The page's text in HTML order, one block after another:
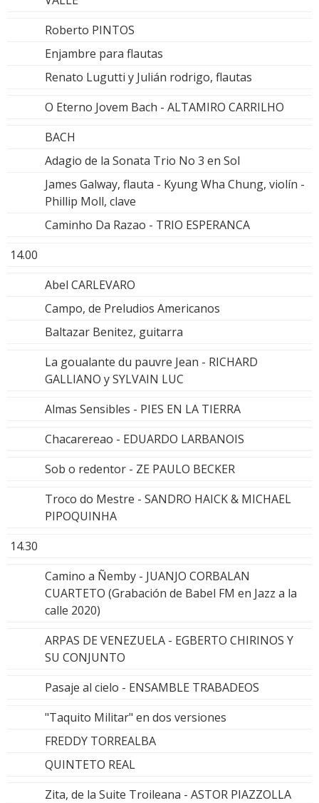
Roberto PINTOS
Enjambre para flautas
Renato Lugutti y Julián rodrigo, flautas
O Eterno Jovem Bach - ALTAMIRO CARRILHO
BACH
Adagio de la Sonata Trio No 3 en Sol
James Galway, flauta - Kyung Wha Chung, violín -
Phillip Moll, clave
Caminho Da Razao - TRIO ESPERANCA
14.00
Abel CARLEVARO
Campo, de Preludios Americanos
Baltazar Benitez, guitarra
La goualante du pauvre Jean - RICHARD
GALLIANO y SYLVAIN LUC
Almas Sensibles - PIES EN LA TIERRA
Chacarereao - EDUARDO LARBANOIS
Sob o redentor - ZE PAULO BECKER
Troco do Mestre - SANDRO HAICK & MICHAEL
PIPOQUINHA
14.30
Camino a Ñemby - JUANJO CORBALAN
CUARTETO (Grabación de Babel FM en Jazz a la
calle 2020)
ARPAS DE VENEZUELA - EGBERTO CHIRINOS Y
SU CONJUNTO
Pasaje al cielo - ENSAMBLE TRABADEOS
"Taquito Militar" en dos versiones
FREDDY TORREALBA
QUINTETO REAL
Zita, de la Suite Troileana - ASTOR PIAZZOLLA